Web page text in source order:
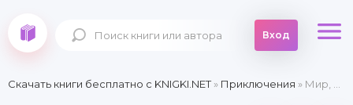
Вход
Скачать книги бесплатно c KNIGKI.NET» Приключения » Мир, который сгинул